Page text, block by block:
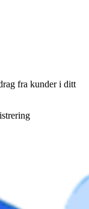
fra kunder i ditt